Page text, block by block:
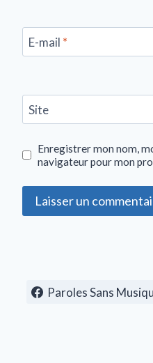
E-mail *
Site
Enregistrer mon nom,
navigateur pour mon
Paroles Sans